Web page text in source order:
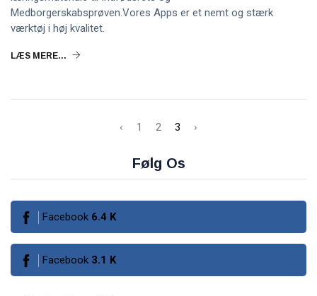
Medborgerskabsprøven.Vores Apps er et nemt og stærk
værktøj i høj kvalitet.
LÆS MERE...
‹ 1 2 3 ›
Følg Os
Facebook 6.4 K
Facebook 3.1 K